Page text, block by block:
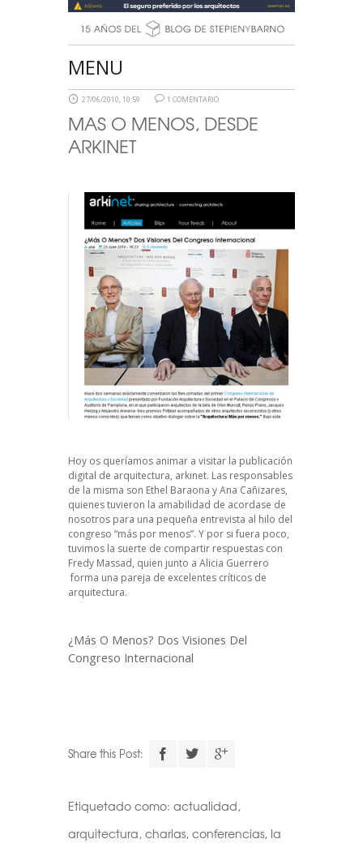
MENU
27/06/2010, 10:59 1 COMENTARIO
MAS O MENOS, DESDE
ARKINET
Hoy os queríamos animar a visitar la publicación
digital de arquitectura, arkinet. Las responsables
de la misma son Ethel Baraona yAna Cañizares,
quienes tuvieron la amabilidad de acordase de
nosotros para una pequeña entrevista al hilo del
congreso “más por menos”. Y por si fuera poco,
tuvimos la suerte de compartir respuestas con
Fredy Massad, quien junto a Alicia Guerrero
forma una pareja de excelentes críticos de
arquitectura.
¿Más O Menos? Dos Visiones Del
Congreso Internacional
Descarga el
Realiza tu suscripción a
Share this Post:
Etiquetado como: actualidad,
arquitectura, charlas, conferencias, la